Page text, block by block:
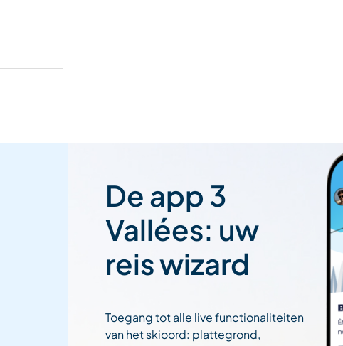
De app 3
Vallées: uw
reis wizard
Toegang tot alle live functionaliteiten
van het skioord: plattegrond,